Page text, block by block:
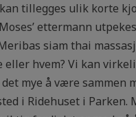
tillegges ulik korte
ettermann
siam thai
hvem? Vi kan
mye å være sammen
i Ridehuset i Parken.